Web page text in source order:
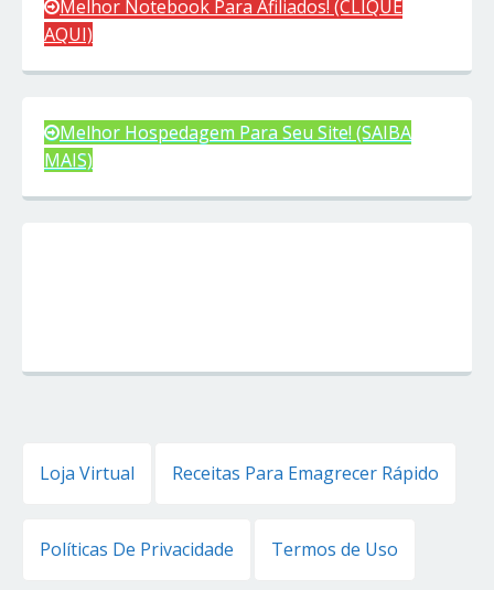
Melhor Notebook Para Afiliados! (CLIQUE
AQUI)
Melhor Hospedagem Para Seu Site! (SAIBA
MAIS)
Loja Virtual Receitas Para Emagrecer Rápido
Políticas De Privacidade Termos de Uso